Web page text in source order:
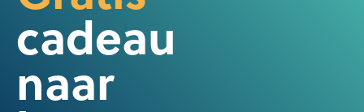
cadeau
naar